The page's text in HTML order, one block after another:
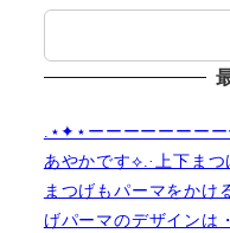
.⋆✦⋆ーーーーーーー
あやかです︎⟡.·上下ま
まつげもパーマをか
げパーマのデザインは